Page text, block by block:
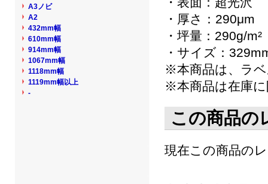
・厚さ：290μm
・坪量：290g/m²
・サイズ：
※本商品は、ラ
※本商品は在庫
この商品の
現在この商品の
A3ノビ
A2
432mm幅
610mm幅
914mm幅
1067mm幅
1118mm幅
1119mm幅以上
-